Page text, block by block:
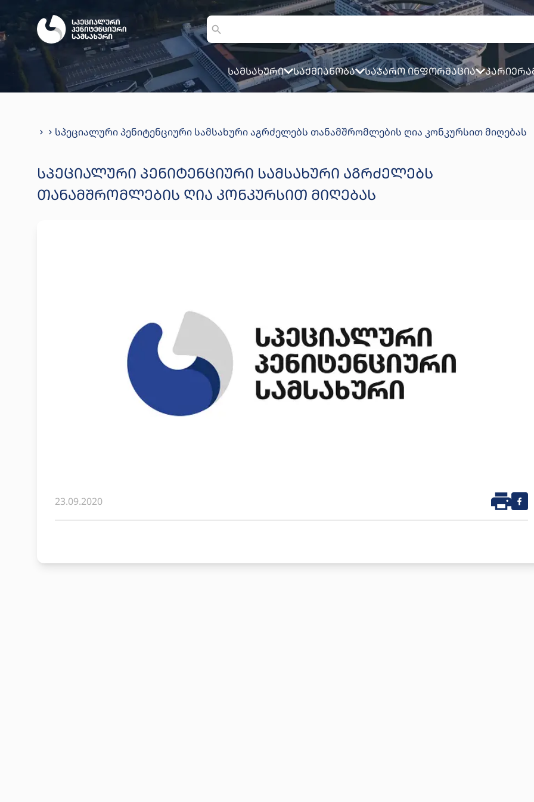
სამსახური საქმიანობა საჯარო ინფორმაცია კარიერა
სპეციალური პენიტენციური სამსახური აგრძელებს თანამშრომლების ღია კონკურსით მიღებას
ᲡᲞᲔᲪᲘᲐᲚᲣᲠᲘ ᲞᲔᲜᲘᲢᲔᲜᲪᲘᲣᲠᲘ ᲡᲐᲛᲡᲐᲮᲣᲠᲘ ᲐᲒᲠᲫᲔᲚᲔᲑᲡ
ᲗᲐᲜᲐᲛᲨᲠᲝᲛᲚᲔᲑᲘᲡ ᲦᲘᲐ ᲙᲝᲜᲙᲣᲠᲡᲘᲗ ᲛᲘᲦᲔᲑᲐᲡ
23.09.2020